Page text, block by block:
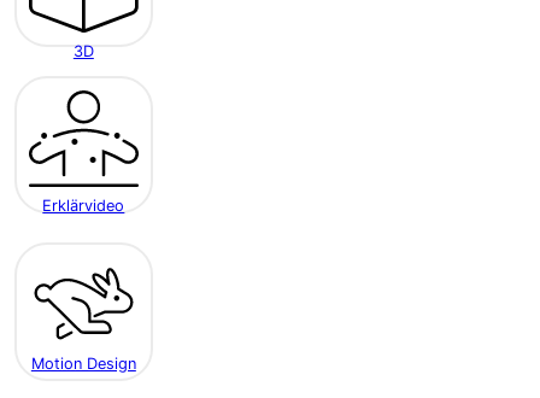
3D
Erklärvideo
Motion Design